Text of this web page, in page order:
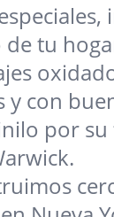
de tu
con
por